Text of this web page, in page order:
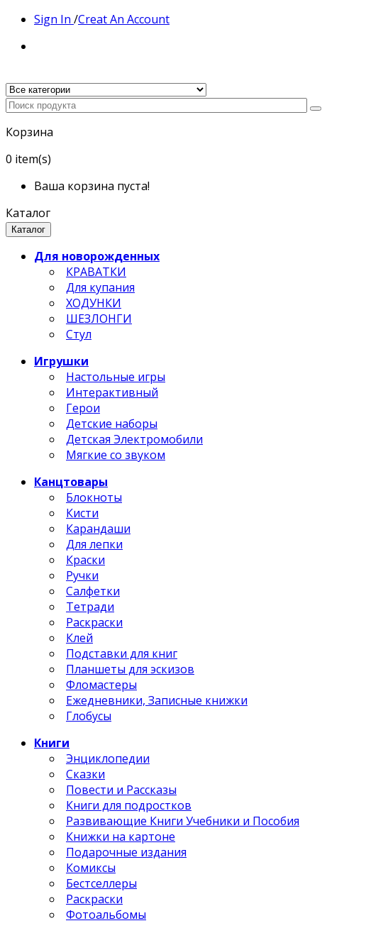
Sign In /Creat An Account
Корзина
0 item(s)
Ваша корзина пуста!
Каталог
Каталог
Для новорожденных
КРАВАТКИ
Для купания
ХОДУНКИ
ШЕЗЛОНГИ
Стул
Игрушки
Настольные игры
Интерактивный
Герои
Детские наборы
Детская Электромобили
Мягкие со звуком
Канцтовары
Блокноты
Кисти
Карандаши
Для лепки
Краски
Ручки
Салфетки
Тетради
Раскраски
Клей
Подставки для книг
Планшеты для эскизов
Фломастеры
Ежедневники, Записные книжки
Глобусы
Книги
Энциклопедии
Сказки
Повести и Рассказы
Книги для подростков
Развивающие Книги Учебники и Пособия
Книжки на картоне
Подарочные издания
Комиксы
Бестселлеры
Раскраски
Фотоальбомы